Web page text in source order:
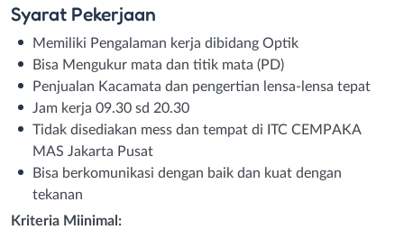
Syarat Pekerjaan
Memiliki Pengalaman kerja dibidang Optik
Bisa Mengukur mata dan titik mata (PD)
Penjualan Kacamata dan pengertian lensa-lensa tepat
Jam kerja 09.30 sd 20.30
Tidak disediakan mess dan tempat di ITC CEMPΑΚΑ
MAS Jakarta Pusat
Bisa berkomunikasi dengan baik dan kuat dengan
tekanan
Kriteria Miinimal: